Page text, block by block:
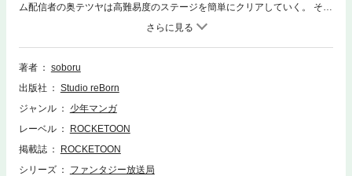
ム配信者の奥テツヤは高難易度のステージを簡単にクリアしていく。 そこ
へ突然、女神から多額の投げ銭と「私の世界を救ってくれませんか？」と
いうメッセージが!? 冗談で言った一言のせいで、10億円で異世界を救いな
がら配信することに。 オーク(ゲーム配信のときのアバター)として異世界
に降りるとエルフの女の子と出会うが…。 仲間が増えたり、騎士団やら魔
著者
soboru
出版社
Studio reBorn
ジャンル
少年マンガ
レーベル
ROCKETOON
掲載誌
ROCKETOON
シリーズ
ファンタジー放送局